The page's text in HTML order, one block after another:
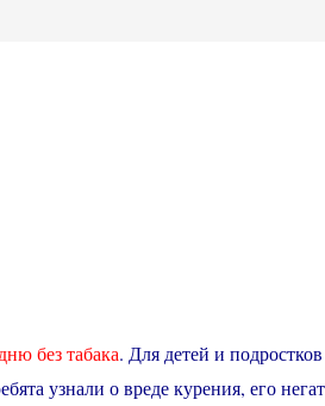
без табака. Для детей и
узнали о вреде курения, его